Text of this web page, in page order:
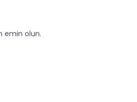
emin olun.